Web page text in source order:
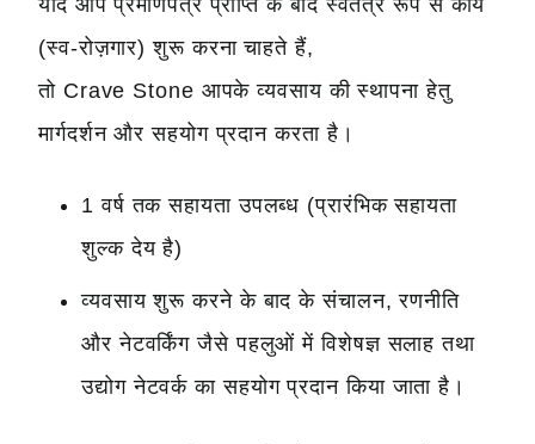
यदि आप प्रमाणपत्र प्राप्ति के बाद स्वतंत्र रूप से कार्य
(स्व-रोज़गार) शुरू करना चाहते हैं,
तो Crave Stone आपके व्यवसाय की स्थापना हेतु
मार्गदर्शन और सहयोग प्रदान करता है।
1 वर्ष तक सहायता उपलब्ध (प्रारंभिक सहायता
शुल्क देय है)
व्यवसाय शुरू करने के बाद के संचालन, रणनीति
और नेटवर्किंग जैसे पहलुओं में विशेषज्ञ सलाह तथा
उद्योग नेटवर्क का सहयोग प्रदान किया जाता है।